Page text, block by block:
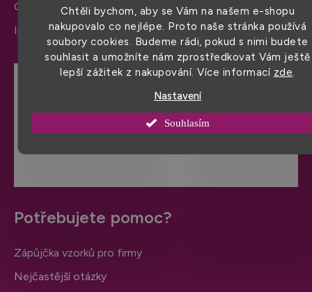
Chtěli bychom, aby se Vám na našem e-shopu
nakupovalo co nejlépe. Proto naše stránka používá
soubory cookies. Budeme rádi, pokud s nimi budete
souhlasit a umožníte nám zprostředkovat Vám ještě
lepší zážitek z nakupování. Více informací zde.
Nastavení
Souhlasím
Hodnocení obchodu
VÍCE HODNOCENÍ
Ochrana osobních údajů
Informace a nastavení cookies
Potřebujete pomoc?
Zápůjčka vzorků pro firmy
Nejčastější otázky